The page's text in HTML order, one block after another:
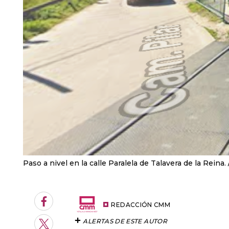
Paso a nivel en la calle Paralela de Talavera de la Reina.
Facebook REDACCIÓN CMM
ALERTAS DE ESTE AUTOR